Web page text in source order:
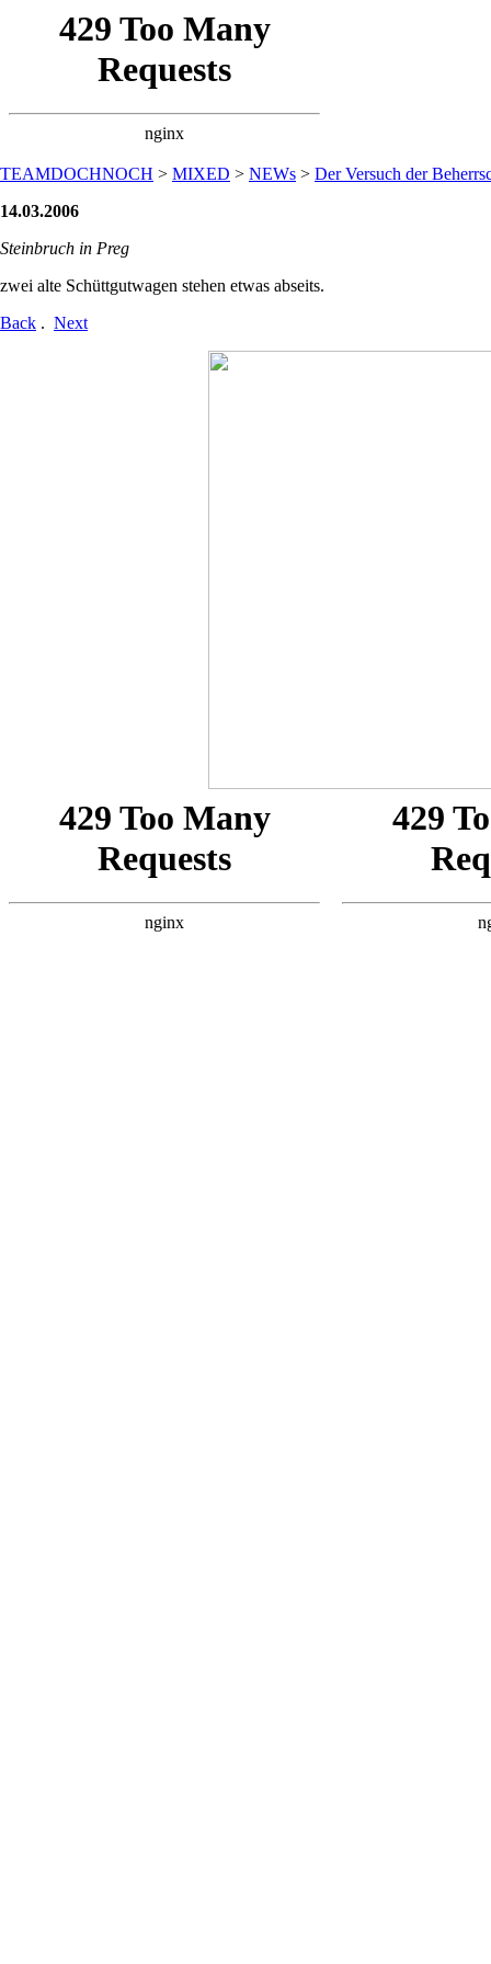
TEAMDOCHNOCH > MIXED > NEWs > Der Versuch der
14.03.2006
Steinbruch in Preg
zwei alte Schüttgutwagen stehen etwas abseits.
Back . Next